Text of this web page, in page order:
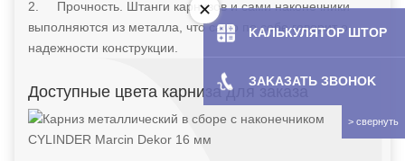
2.
Прочность. Штанги карнизов и сами наконечники
выполняются из металла, что само по себе говорит о
надежности конструкции.
Доступные цвета карниза для заказа
KAЛЬКУЛЯТOP ШТОР
ЗAKAЗATЬ ЗBOHOK